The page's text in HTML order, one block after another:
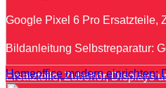
Homeoffice modern einrichten:
Google Pixel 6 Pro Ersatzteile,
Bildanleitung Selbstreparatur:
Ersatzteile, Zubehör, Displays